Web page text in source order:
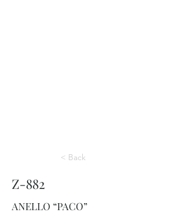
< Back
Z-882
ANELLO “PACO”